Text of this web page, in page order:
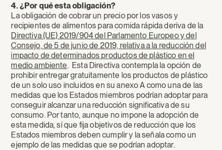
4. ¿Por qué esta obligación?
La obligación de cobrar un precio por los vasos y
recipientes de alimentos para comida rápida deriva de la
Directiva (UE) 2019/904 del Parlamento Europeo y del
Consejo, de 5 de junio de 2019, relativa a la reducción del
impacto de determinados productos de plástico en el
medio ambiente. Esta Directiva contempla la opción de
prohibir entregar gratuitamente los productos de plástico
de un solo uso incluidos en su anexo A como una de las
medidas que los Estados miembros podrían adoptar para
conseguir alcanzar una reducción significativa de su
consumo. Por tanto, aunque no impone la adopción de
esta medida, sí que fija objetivos de reducción que los
Estados miembros deben cumplir y la señala como un
ejemplo de las medidas que se podrían adoptar.